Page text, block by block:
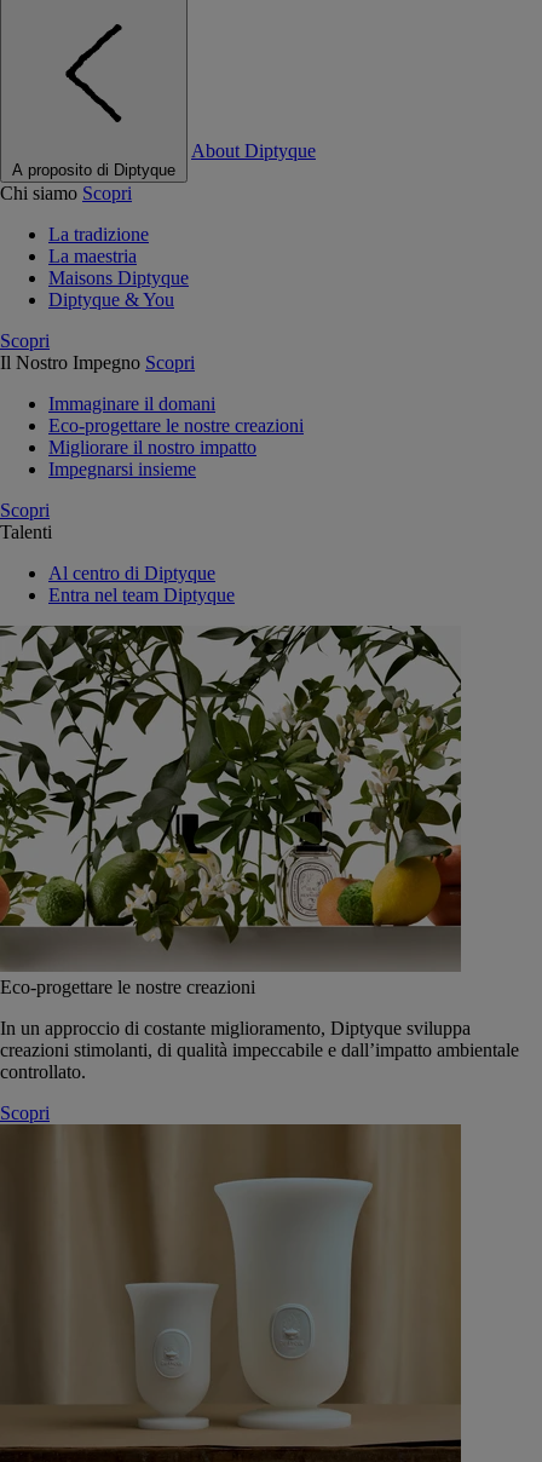
A proposito di Diptyque
About Diptyque
Chi siamo Scopri
La tradizione
La maestria
Maisons Diptyque
Diptyque & You
Scopri
Il Nostro Impegno Scopri
Immaginare il domani
Eco-progettare le nostre creazioni
Migliorare il nostro impatto
Impegnarsi insieme
Scopri
Talenti
Al centro di Diptyque
Entra nel team Diptyque
Eco-progettare le nostre creazioni
In un approccio di costante miglioramento, Diptyque sviluppa
creazioni stimolanti, di qualità impeccabile e dall’impatto ambientale
controllato.
Scopri